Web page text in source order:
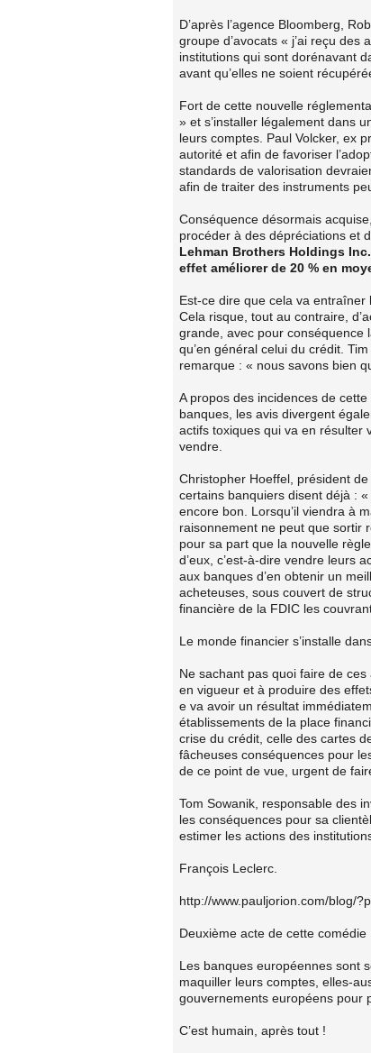
D’après l’agence Bloomberg,
groupe d’avocats « j’ai reçu
institutions qui sont dorénavant
avant qu’elles ne soient
Fort de cette nouvelle
» et s’installer légalement dans
leurs comptes. Paul Volcker, ex
autorité et afin de favoriser
standards de valorisation
afin de traiter des instruments
Conséquence désormais
procéder à des dépréciations et
Lehman Brothers Holdings
effet améliorer de 20 % en
Est-ce dire que cela va
Cela risque, tout au contraire,
grande, avec pour conséquence
qu’en général celui du crédit.
remarque : « nous savons bien
A propos des incidences de
banques, les avis divergent
actifs toxiques qui va en résulter
vendre.
Christopher Hoeffel, président
certains banquiers disent déjà :
encore bon. Lorsqu’il viendra à
raisonnement ne peut que sortir
pour sa part que la nouvelle
d’eux, c’est-à-dire vendre leurs
aux banques d’en obtenir un
acheteuses, sous couvert de
financière de la FDIC les
Le monde financier s’installe
Ne sachant pas quoi faire de
en vigueur et à produire des
e va avoir un résultat
établissements de la place
crise du crédit, celle des cartes
fâcheuses conséquences pour
de ce point de vue, urgent de
Tom Sowanik, responsable des
les conséquences pour sa
estimer les actions des
François Leclerc.
http://www.pauljorion.com/blog/
Deuxième acte de cette comédie
Les banques européennes sont
maquiller leurs comptes, elles-
gouvernements européens pour
C’est humain, après tout !